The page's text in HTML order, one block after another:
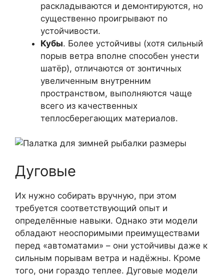
раскладываются и демонтируются, но
существенно проигрывают по
устойчивости.
Кубы. Более устойчивы (хотя сильный
порыв ветра вполне способен унести
шатёр), отличаются от зонтичных
увеличенным внутренним
пространством, выполняются чаще
всего из качественных
теплосберегающих материалов.
Дуговые
Их нужно собирать вручную, при этом
требуется соответствующий опыт и
определённые навыки. Однако эти модели
обладают неоспоримыми преимуществами
перед «автоматами» – они устойчивы даже к
сильным порывам ветра и надёжны. Кроме
того, они гораздо теплее. Дуговые модели